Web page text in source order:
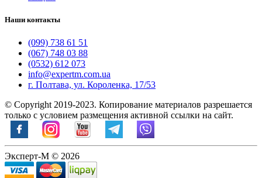
Наши контакты
(099) 738 61 51
(067) 748 03 88
(0532) 612 073
info@expertm.com.ua
г. Полтава, ул. Короленка, 17/53
© Copyright 2019-2023. Копирование материалов разрешается
только с условием размещения активной ссылки на сайт.
Эксперт-М © 2026